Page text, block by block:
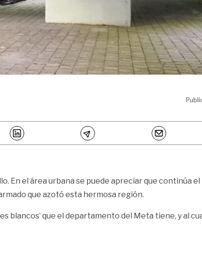
En el área urbana se puede apreciar que continúa
que azotó esta hermosa región.
blancos’ que el departamento del Meta tiene, y al